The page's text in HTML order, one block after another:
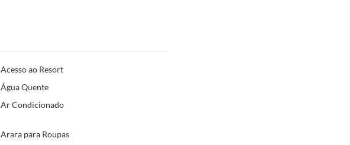
Acesso ao Resort
Água Quente
Ar Condicionado
Arara para Roupas